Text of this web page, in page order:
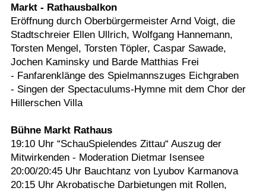
Markt - Rathausbalkon
Eröffnung durch Oberbürgermeister Arnd Voigt, die
Stadtschreier Ellen Ullrich, Wolfgang Hannemann,
Torsten Mengel, Torsten Töpler, Caspar Sawade,
Jochen Kaminsky und Barde Matthias Frei
- Fanfarenklänge des Spielmannszuges Eichgraben
- Singen der Spectaculums-Hymne mit dem Chor der
Hillerschen Villa
Bühne Markt Rathaus
19:10 Uhr “SchauSpielendes Zittau“ Auszug der
Mitwirkenden - Moderation Dietmar Isensee
20:00/20:45 Uhr Bauchtanz von Lyubov Karmanova
20:15 Uhr Akrobatische Darbietungen mit Rollen,